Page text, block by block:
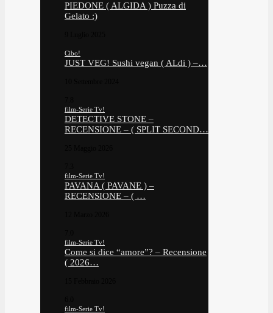
PIEDONE ( ALGIDA ) Puzza di
Gelato :)
Cibo!
JUST VEG! Sushi vegan ( ALdi ) –…
film-Serie Tv!
DETECTIVE STONE –
RECENSIONE – ( SPLIT SECOND…
film-Serie Tv!
PAVANA ( PAVANE ) –
RECENSIONE – ( …
film-Serie Tv!
Come si dice “amore”? – Recensione
( 2026…
film-Serie Tv!